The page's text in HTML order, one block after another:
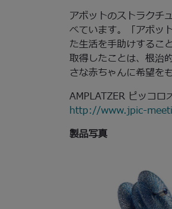
アボットのストラクチ
べています。「アボッ
た生活を手助けするこ
取得したことは、根治
さな赤ちゃんに希望を
AMPLATZER ピッコロ
http://www.jpic-
製品写真